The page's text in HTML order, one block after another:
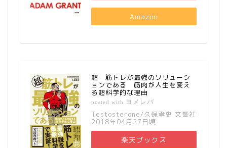
Amazon
超 筋トレが最強のソリューシ
ョンである 筋肉が人生を変え
る超科学的な理由
posted with ヨメレバ
Testosterone/久保孝史 文響社
2018年04月27日頃
楽天ブックス